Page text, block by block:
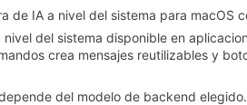
de IA a nivel del sistema para macOS
del sistema disponible en
crea mensajes reutilizables y
del modelo de backend